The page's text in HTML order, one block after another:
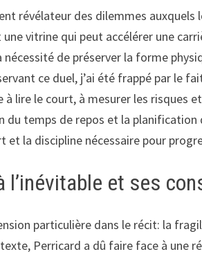
révélateur des dilemmes
vitrine qui peut accélérer une
de préserver la forme
ce duel, j’ai été frappé par le
lire le court, à mesurer les
temps de repos et la
la discipline nécessaire pour
et ses
particulière dans le récit: la
Perricard a dû faire face à